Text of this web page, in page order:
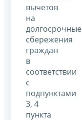
вычетов
на
долгосрочные
сбережения
граждан
в
соответствии
с
подпунктами
3, 4
пункта